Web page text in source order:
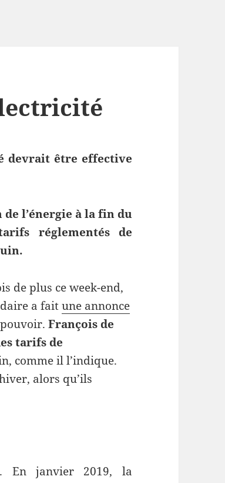
devrait être effective
l’énergie à la fin du
réglementés de
de plus ce week-end,
a faitune annonce
pouvoir.François de
tarifs de
comme il l’indique.
alors qu’ils
En janvier 2019, la